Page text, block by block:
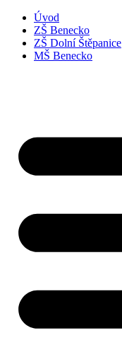
Úvod
ZŠ Benecko
ZŠ Dolní Štěpanice
MŠ Benecko